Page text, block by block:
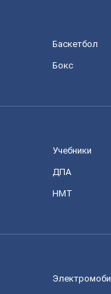
Баскетбол
Бокс
Учебники
ДПА
НМТ